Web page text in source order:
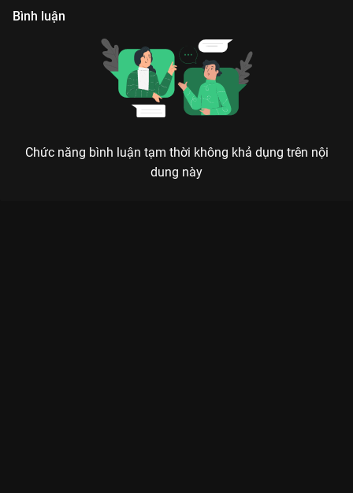
Bình luận
Chức năng bình luận tạm thời không khả dụng trên nội
dung này